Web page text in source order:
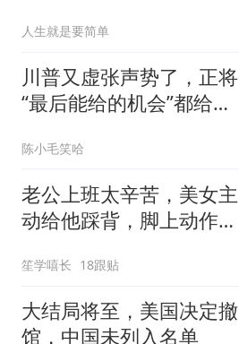
人生就是要简单
川普又虚张声势了，正将
“最后能给的机会”都给伊
陈小毛笑哈
老公上班太辛苦，美女主
动给他踩背，脚上动作太
笙学嘻长 18跟贴
大结局将至，美国决定撤
馆，中国未列入名单